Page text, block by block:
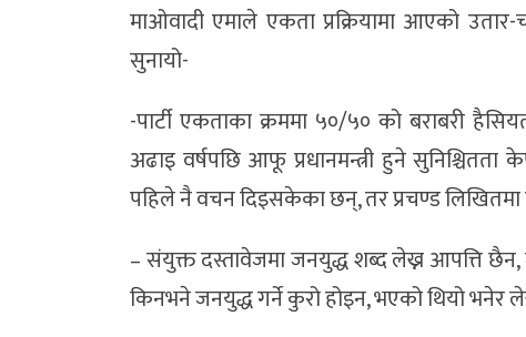
माओवादी एमाले एकता प्रक्रियामा आएको उतार-
सुनायो-
-पार्टी एकताका क्रममा ५०/५० को बराबरी
अढाइ वर्षपछि आफू प्रधानमन्त्री हुने
पहिले नै वचन दिइसकेका छन्, तर प्रचण्ड
– संयुक्त दस्तावेजमा जनयुद्ध शब्द लेख्न आपत्ति
किनभने जनयुद्ध गर्ने कुरो होइन, भएको थियो भनेर